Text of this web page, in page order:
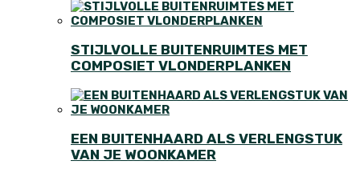
STIJLVOLLE BUITENRUIMTES MET
COMPOSIET VLONDERPLANKEN
EEN BUITENHAARD ALS VERLENGSTUK
VAN JE WOONKAMER